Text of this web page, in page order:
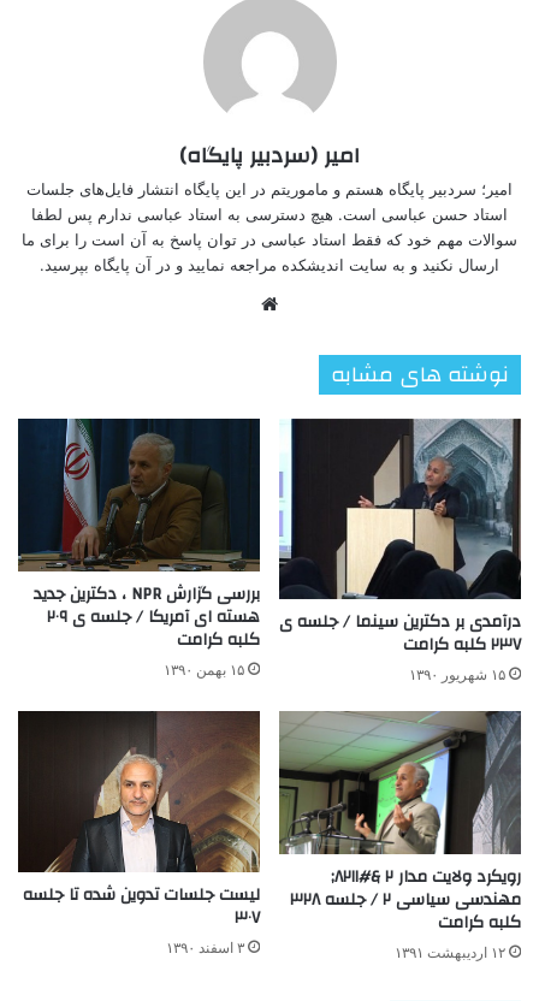
امیر (سردبیر پایگاه)
امیر؛ سردبیر پایگاه هستم و ماموریتم در این پایگاه انتشار فایل‌های جلسات
استاد حسن عباسی است. هیچ دسترسی به استاد عباسی ندارم پس لطفا
سوالات مهم خود که فقط استاد عباسی در توان پاسخ به آن است را برای ما
ارسال نکنید و به سایت اندیشکده مراجعه نمایید و در آن پایگاه بپرسید.
نوشته های مشابه
درآمدی بر دکترین سینما / جلسه ی
۲۳۷ کلبه کرامت
۱۵ شهریور ۱۳۹۰
بررسی گزارش NPR ، دکترین جدید
هسته ای آمریکا / جلسه ی ۲۰۹
کلبه کرامت
۱۵ بهمن ۱۳۹۰
رویکرد ولایت مدار ۲ &#۸۲۱۱;
مهندسی سیاسی ۲ / جلسه ۳۲۸
کلبه کرامت
۱۲ اردیبهشت ۱۳۹۱
لیست جلسات تدوین شده تا جلسه
۳۰۷
۳ اسفند ۱۳۹۰